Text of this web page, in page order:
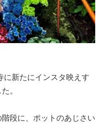
に新たにインスタ映えす
。
段に、ポットのあじさい